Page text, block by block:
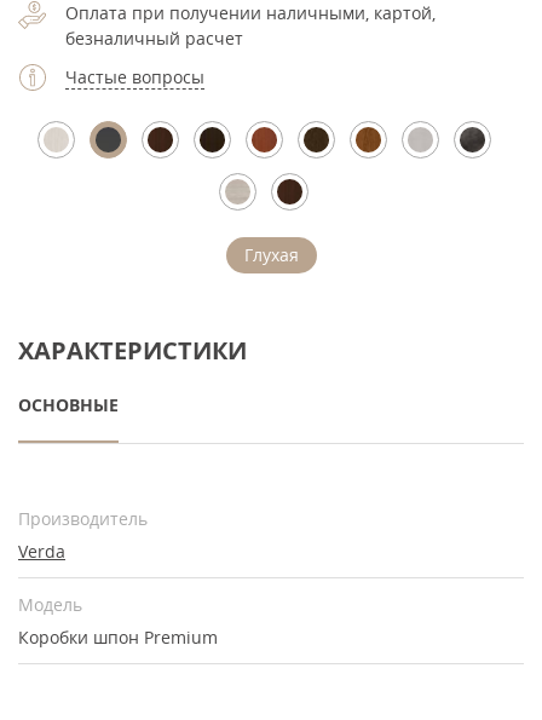
Оплата при получении наличными, картой,
безналичный расчет
Частые вопросы
Глухая
ХАРАКТЕРИСТИКИ
ОСНОВНЫЕ
Производитель
Verda
Модель
Коробки шпон Premium